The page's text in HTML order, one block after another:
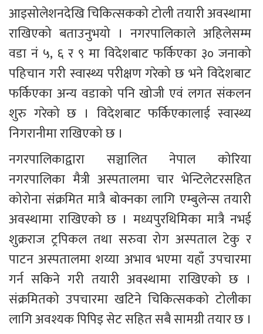
आइसोलेशनदेखि चिकित्सकको टोली तयारी अवस्थामा
राखिएको बताउनुभयो । नगरपालिकाले अहिलेसम्म
वडा नं ५, ६ र ९ मा विदेशबाट फर्किएका ३० जनाको
पहिचान गरी स्वास्थ्य परीक्षण गरेको छ भने विदेशबाट
फर्किएका अन्य वडाको पनि खोजी एवं लगत संकलन
शुरु गरेको छ । विदेशबाट फर्किएकालाई स्वास्थ्य
निगरानीमा राखिएको छ ।
नगरपालिकाद्वारा सञ्चालित नेपाल कोरिया
नगरपालिका मैत्री अस्पतालमा चार भेन्टिलेटरसहित
कोरोना संक्रमित मात्रै बोक्नका लागि एम्बुलेन्स तयारी
अवस्थामा राखिएको छ । मध्यपुरथिमिका मात्रै नभई
शुक्रराज ट्रपिकल तथा सरुवा रोग अस्पताल टेकु र
पाटन अस्पतालमा शय्या अभाव भएमा यहाँ उपचारमा
गर्न सकिने गरी तयारी अवस्थामा राखिएको छ ।
संक्रमितको उपचारमा खटिने चिकित्सकको टोलीका
लागि अवश्यक पिपिइ सेट सहित सबै सामग्री तयार छ ।